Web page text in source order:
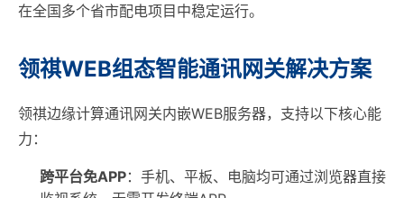
在全国多个省市配电项目中稳定运行。
领祺WEB组态智能通讯网关解决方案
领祺边缘计算通讯网关内嵌WEB服务器，支持以下核心能
力：
跨平台免APP：手机、平板、电脑均可通过浏览器直接